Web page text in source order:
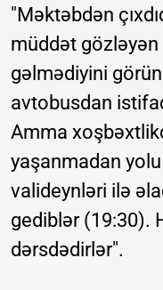
"Məktəbdən
müddət
gəlmədiyini
avtobusdan
Amma
yaşanmadan yolu
valideynləri ilə
gediblər (19:30).
dərsdədirlər".